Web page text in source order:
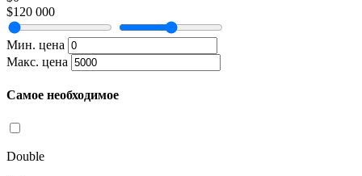
$120 000
Мин. цена
Макс. цена
Самое необходимое
Double